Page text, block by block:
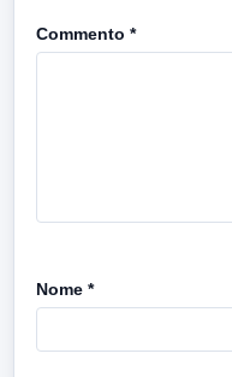
Commento *
Nome *